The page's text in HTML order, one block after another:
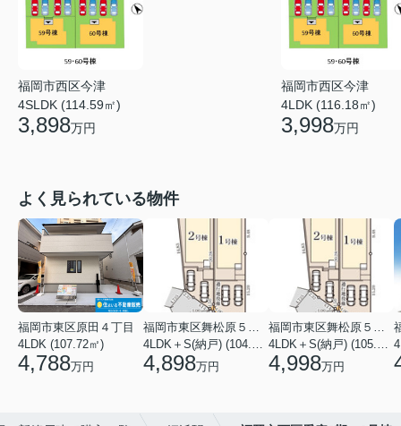
福岡市西区今津
4SLDK (114.59㎡)
3,898万円
福岡市西区今津
4LDK (116.18㎡)
3,998万円
よく見られている物件
福岡市東区原田４丁目
4LDK (107.72㎡)
4,788万円 4,898万円 4,998万円